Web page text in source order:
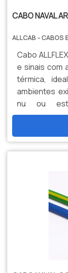
CABO NAVAL
ALLCAB - CABOS
Cabo
e sinais com
térmica,
ambientes
nu ou
produção